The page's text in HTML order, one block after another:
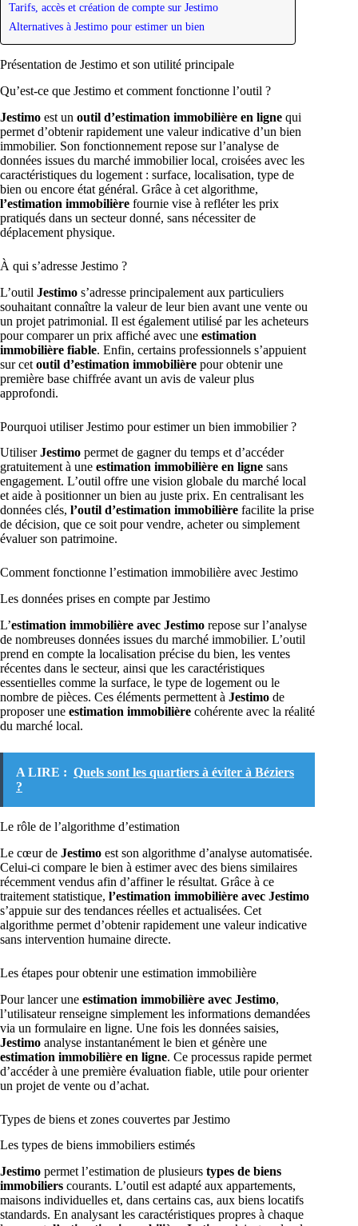
Tarifs, accès et création de compte sur Jestimo
Alternatives à Jestimo pour estimer un bien
Présentation de Jestimo et son utilité principale
Qu’est-ce que Jestimo et comment fonctionne l’outil ?
Jestimo est un outil d’estimation immobilière en ligne qui
permet d’obtenir rapidement une valeur indicative d’un bien
immobilier. Son fonctionnement repose sur l’analyse de
données issues du marché immobilier local, croisées avec les
caractéristiques du logement : surface, localisation, type de
bien ou encore état général. Grâce à cet algorithme,
l’estimation immobilière fournie vise à refléter les prix
pratiqués dans un secteur donné, sans nécessiter de
déplacement physique.
À qui s’adresse Jestimo ?
L’outil Jestimo s’adresse principalement aux particuliers
souhaitant connaître la valeur de leur bien avant une vente ou
un projet patrimonial. Il est également utilisé par les acheteurs
pour comparer un prix affiché avec une estimation
immobilière fiable. Enfin, certains professionnels s’appuient
sur cet outil d’estimation immobilière pour obtenir une
première base chiffrée avant un avis de valeur plus
approfondi.
Pourquoi utiliser Jestimo pour estimer un bien immobilier ?
UtiliserJestimo permet de gagner du temps et d’accéder
gratuitement à une estimation immobilière en ligne sans
engagement. L’outil offre une vision globale du marché local
et aide à positionner un bien au juste prix. En centralisant les
données clés, l’outil d’estimation immobilière facilite la prise
de décision, que ce soit pour vendre, acheter ou simplement
évaluer son patrimoine.
Comment fonctionne l’estimation immobilière avec Jestimo
Les données prises en compte par Jestimo
L’estimation immobilière avec Jestimo repose sur l’analyse
de nombreuses données issues du marché immobilier. L’outil
prend en compte la localisation précise du bien, les ventes
récentes dans le secteur, ainsi que les caractéristiques
essentielles comme la surface, le type de logement ou le
nombre de pièces. Ces éléments permettent à Jestimo de
proposer une estimation immobilière cohérente avec la réalité
du marché local.
A LIRE : Quels sont les quartiers à éviter à Béziers
?
Le rôle de l’algorithme d’estimation
Le cœur de Jestimo est son algorithme d’analyse automatisée.
Celui-ci compare le bien à estimer avec des biens similaires
récemment vendus afin d’affiner le résultat. Grâce à ce
traitement statistique, l’estimation immobilière avec Jestimo
s’appuie sur des tendances réelles et actualisées. Cet
algorithme permet d’obtenir rapidement une valeur indicative
sans intervention humaine directe.
Les étapes pour obtenir une estimation immobilière
Pour lancer une estimation immobilière avec Jestimo,
l’utilisateur renseigne simplement les informations demandées
via un formulaire en ligne. Une fois les données saisies,
Jestimo analyse instantanément le bien et génère une
estimation immobilière en ligne. Ce processus rapide permet
d’accéder à une première évaluation fiable, utile pour orienter
un projet de vente ou d’achat.
Types de biens et zones couvertes par Jestimo
Les types de biens immobiliers estimés
Jestimo permet l’estimation de plusieurs types de biens
immobiliers courants. L’outil est adapté aux appartements,
maisons individuelles et, dans certains cas, aux biens locatifs
standards. En analysant les caractéristiques propres à chaque